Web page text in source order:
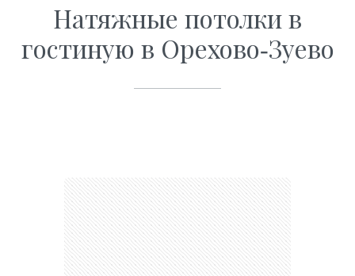
Натяжные потолки в
гостиную в Орехово-Зуево